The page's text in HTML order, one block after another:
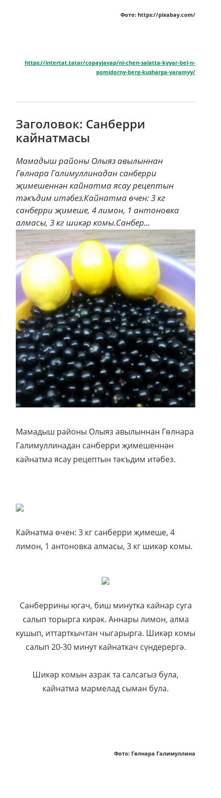
Фото: https://pixabay.com/
https://intertat.tatar/copayjavap/ni-chen-salatta-kyyar-bel-n-
pomidorny-berg-kusharga-yaramyy/
Заголовок: Санберри
кайнатмасы
Мамадыш районы Олыяз авылыннан
Гөлнара Галимуллинадан санберри
җимешеннән кайнатма ясау рецептын
тәкъдим итәбез.Кайнатма өчен: 3 кг
санберри җимеше, 4 лимон, 1 антоновка
алмасы, 3 кг шикәр комы.Санбер...
Мамадыш районы Олыяз авылыннан Гөлнара
Галимуллинадан санберри җимешеннән
кайнатма ясау рецептын тәкъдим итәбез.
Кайнатма өчен: 3 кг санберри җимеше, 4
лимон, 1 антоновка алмасы, 3 кг шикәр комы.
Санберрины югач, биш минутка кайнар суга
салып торырга кирәк. Аннары лимон, алма
кушып, иттарткычтан чыгарырга. Шикәр комы
салып 20-30 минут кайнаткач сүндерергә.
Шикәр комын азрак та салсагыз була,
кайнатма мармелад сыман була.
Фото: Гөлнара Галимуллина